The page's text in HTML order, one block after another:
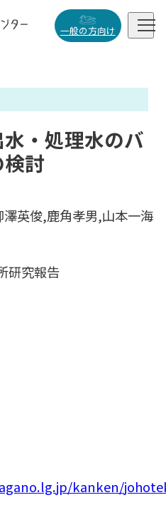

一般の方向け 
・処理水のバ
討
英俊,鹿角孝男,山本一海
研究報告
kanken/